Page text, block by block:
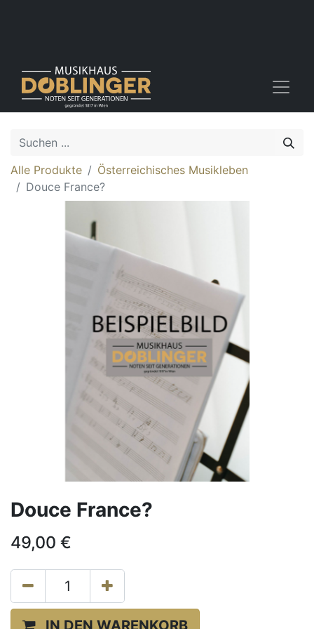
Alle Produkte
Österreichisches Musikleben
Douce France?
Douce France?
49,00 €
IN DEN WARENKORB